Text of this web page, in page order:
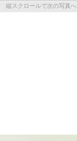
縦スクロールで次の写真へ